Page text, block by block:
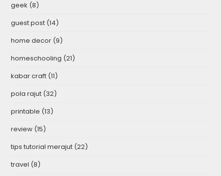
geek (8)
guest post (14)
home decor (9)
homeschooling (21)
kabar craft (11)
pola rajut (32)
printable (13)
review (15)
tips tutorial merajut (22)
travel (8)